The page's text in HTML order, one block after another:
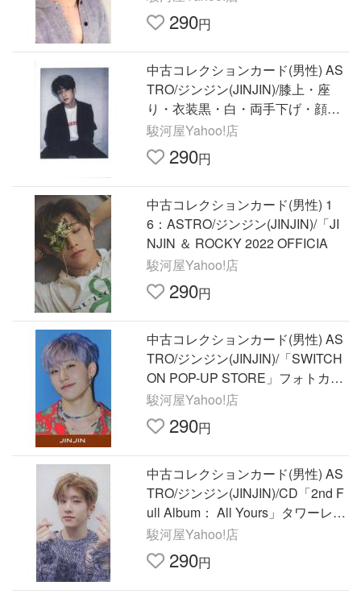
290円
中古コレクションカード(男性) AS
TRO/ジンジン(JINJIN)/膝上・座
り・衣装黒・白・両手下げ・顔左
傾け・背景白/CD「Spe
駿河屋Yahoo!店
290円
中古コレクションカード(男性) 1
6：ASTRO/ジンジン(JINJIN)/「JI
NJIN ＆ ROCKY 2022 OFFICIA
駿河屋Yahoo!店
290円
中古コレクションカード(男性) AS
TRO/ジンジン(JINJIN)/「SWITCH
ON POP-UP STORE」フォトカー
ドセット
駿河屋Yahoo!店
290円
中古コレクションカード(男性) AS
TRO/ジンジン(JINJIN)/CD「2nd F
ull Album： All Yours」タワーレコ
ード限定特典トレ
駿河屋Yahoo!店
290円